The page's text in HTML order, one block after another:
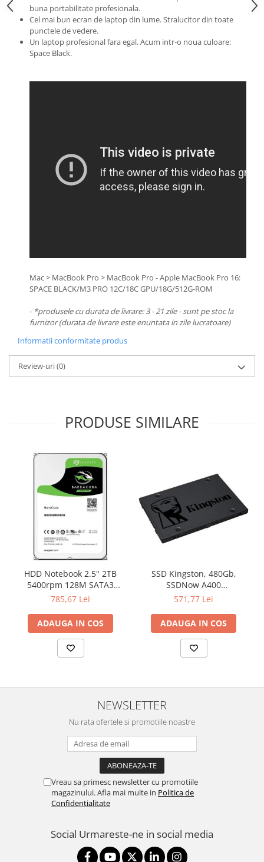
buna portabilitate profesionala.
Cel mai bun ecran de laptop din lume. Stralucitor din toate
punctele de vedere.
Un laptop profesional fara egal. Acum intr-o noua culoare:
Space Black.
Mac > MacBook Pro > MacBook Pro - Apple MacBook Pro 16:
SPACE BLACK/M3 PRO 12C/18C GPU/18G/512G-ROM
- *produsele cu durata de livrare: 3 - 21 zile - sunt pe stoc la
furnizor (durata de livrare este enuntata in zile lucratoare)
Informatii conformitate produs
Review-uri(0)
PRODUSE SIMILARE
HDD Notebook 2.5" 2TB
5400rpm 128M SATA3
SEAGATE
785,67 Lei
ADAUGA IN COS
SSD Kingston, 480Gb,
SSDNow A400
"SA400S37/480G"
571,77 Lei
ADAUGA IN COS
NEWSLETTER
Nu rata ofertele si promotiile noastre
Vreau sa primesc newsletter cu promotiile
magazinului. Afla mai multe in Politica de
Confidentialitate
Social Urmareste-ne in social media